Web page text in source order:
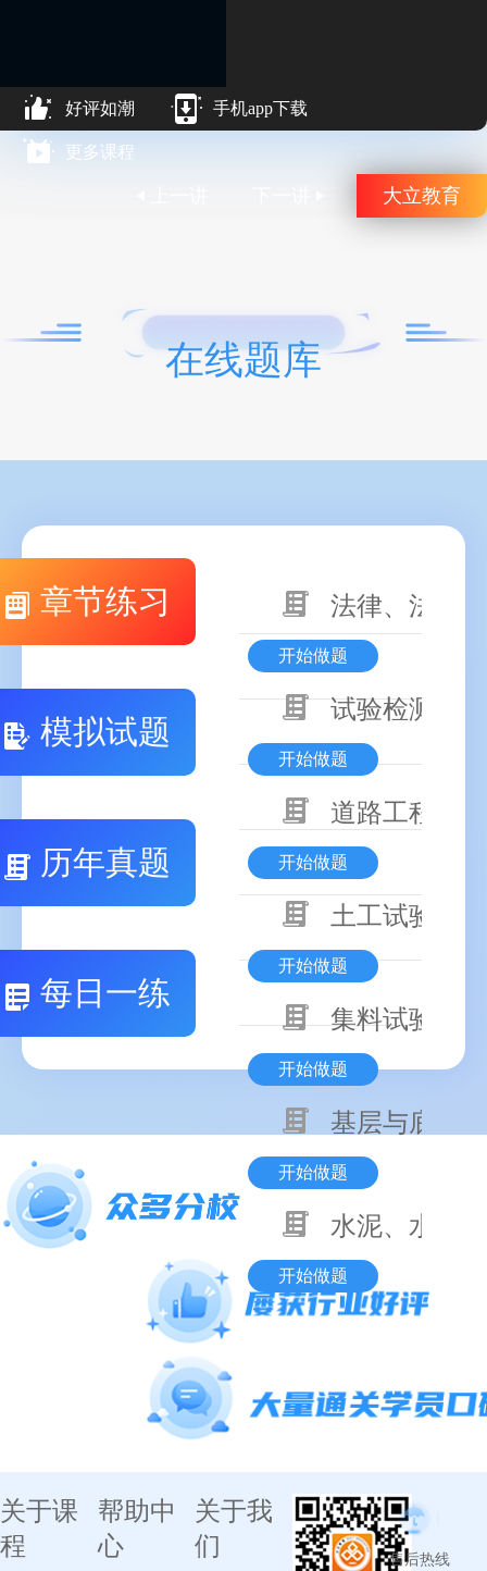
好评如潮 手机app下载
更多课程
大立教育
在线题库
章节练习
模拟试题
历年真题
每日一练
法律、法规
开始做题
试验检测基
开始做题
道路工程相
开始做题
土工试验与
开始做题
集料试验
开始做题
基层与底基
开始做题
水泥、水泥
开始做题
关于课
程
帮助中
心
关于我
们
售后热线